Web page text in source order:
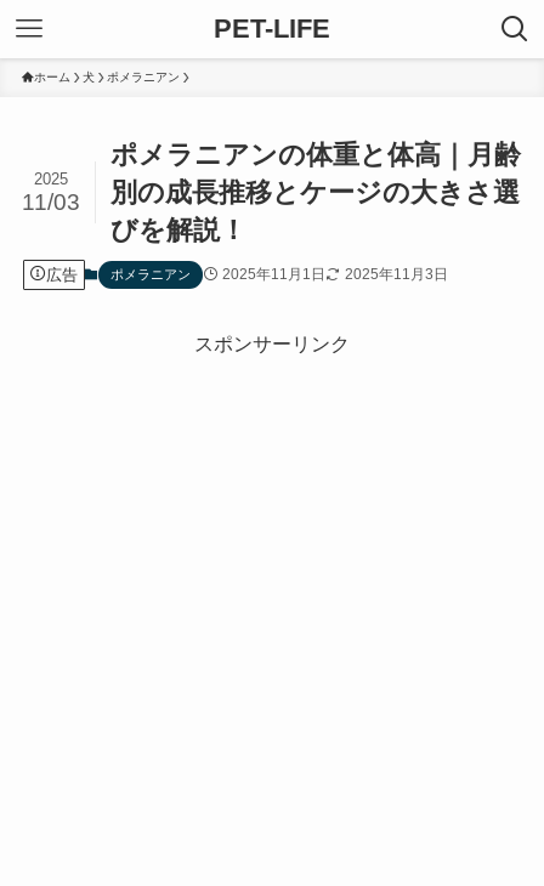
PET-LIFE
ホーム 犬 ポメラニアン
ポメラニアンの体重と体高｜月齢
別の成長推移とケージの大きさ選
びを解説！
2025
11/03
広告 ポメラニアン 2025年11月1日 2025年11月3日
スポンサーリンク